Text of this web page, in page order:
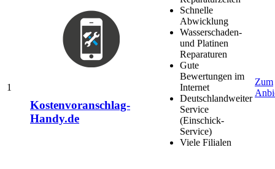
1
Kostenvoranschlag-
Handy.de
Schnelle
Abwicklung
Wasserschaden-
und Platinen
Reparaturen
Gute
Bewertungen im
Internet
Deutschlandweiter
Service
(Einschick-
Service)
Viele Filialen
Zum